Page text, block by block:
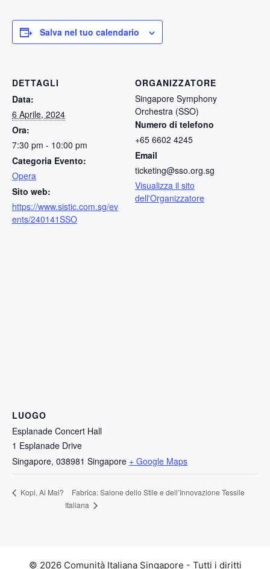
Salva nel tuo calendario
DETTAGLI
Data:
6 Aprile, 2024
Ora:
7:30 pm - 10:00 pm
Categoria Evento:
Opera
Sito web:
https://www.sistic.com.sg/ev
ents/240141SSO
ORGANIZZATORE
Singapore Symphony
Orchestra (SSO)
Numero di telefono
+65 6602 4245
Email
ticketing@sso.org.sg
Visualizza il sito
dell'Organizzatore
LUOGO
Esplanade Concert Hall
1 Esplanade Drive
Singapore, 038981 Singapore + Google Maps
Kopi, Ai Mai?
Fabrica: Salone dello Stile e dell’Innovazione Tessile
Italiana
© 2026 Comunità Italiana Singapore - Tutti i diritti